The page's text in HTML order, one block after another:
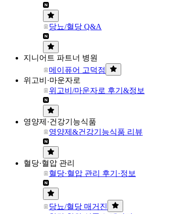
당뇨/혈당 Q&A
지니어트 파트너 병원
메이퓨어 고덕점
위고비·마운자로
위고비/마운자로 후기&정보
영양제·건강기능식품
영양제&건강기능식품 리뷰
혈당·혈압 관리
혈당·혈압 관리 후기·정보
당뇨/혈당 매거진